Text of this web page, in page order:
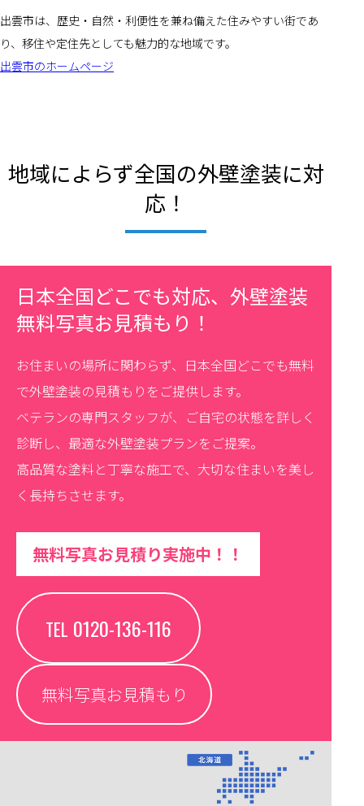
出雲市は、歴史・自然・利便性を兼ね備えた住みやすい街であ
り、移住や定住先としても魅力的な地域です。
出雲市のホームページ
地域によらず全国の外壁塗装に対
応！
日本全国どこでも対応、外壁塗装
無料写真お見積もり！
お住まいの場所に関わらず、日本全国どこでも無料
で外壁塗装の見積もりをご提供します。
ベテランの専門スタッフが、ご自宅の状態を詳しく
診断し、最適な外壁塗装プランをご提案。
高品質な塗料と丁寧な施工で、大切な住まいを美し
く長持ちさせます。
無料写真お見積り実施中！！
TEL 0120-136-116
無料写真お見積もり